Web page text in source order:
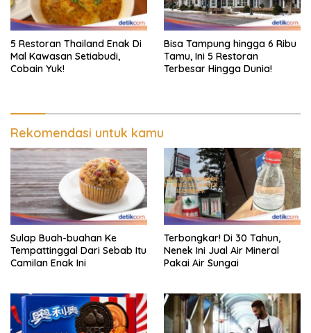
5 Restoran Thailand Enak Di
Mal Kawasan Setiabudi,
Cobain Yuk!
Bisa Tampung hingga 6 Ribu
Tamu, Ini 5 Restoran
Terbesar Hingga Dunia!
Rekomendasi untuk kamu
Sulap Buah-buahan Ke
Tempattinggal Dari Sebab Itu
Camilan Enak Ini
Terbongkar! Di 30 Tahun,
Nenek Ini Jual Air Mineral
Pakai Air Sungai